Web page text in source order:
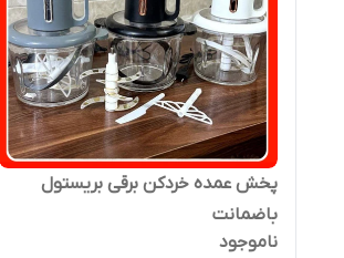
پخش عمده خردکن برقی بریستول
باضمانت
ناموجود